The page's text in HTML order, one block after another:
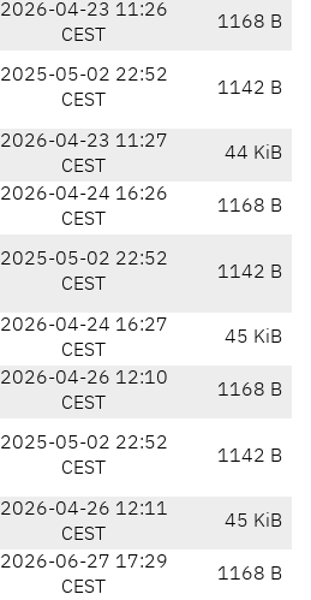
2026-04-23 11:26
CEST
1168 B
2025-05-02 22:52
CEST
1142 B
2026-04-23 11:27
CEST
44 KiB
2026-04-24 16:26
CEST
1168 B
2025-05-02 22:52
CEST
1142 B
2026-04-24 16:27
CEST
45 KiB
2026-04-26 12:10
CEST
1168 B
2025-05-02 22:52
CEST
1142 B
2026-04-26 12:11
CEST
45 KiB
2026-06-27 17:29
CEST
1168 B